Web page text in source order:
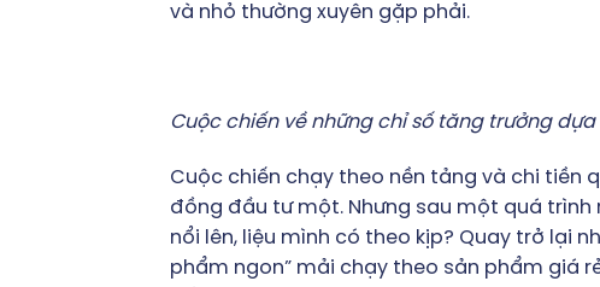
và nhỏ thường xuyên gặp phải.
Cuộc chiến về những chỉ số tăng trưởng
Cuộc chiến chạy theo nền tảng và chi tiền
đồng đầu tư một. Nhưng sau một quá trình
nổi lên, liệu mình có theo kịp? Quay trở lại
phẩm ngon” mải chạy theo sản phẩm giá